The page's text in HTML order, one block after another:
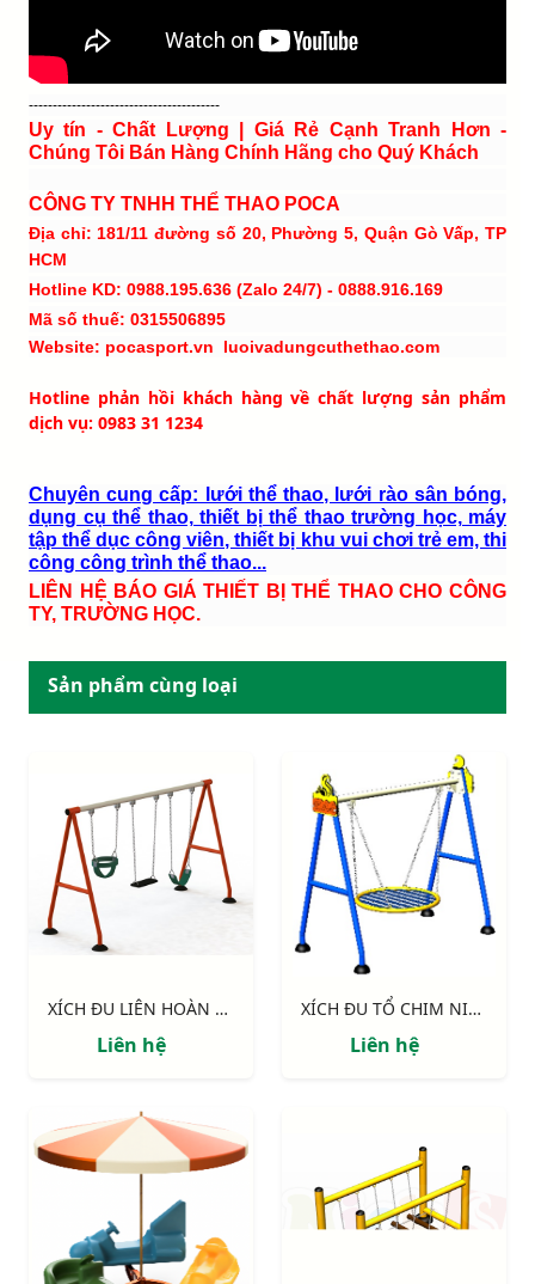
----------------------------------------
Uy tín - Chất Lượng | Giá Rẻ Cạnh Tranh Hơn -
Chúng Tôi Bán Hàng Chính Hãng cho Quý Khách
CÔNG TY TNHH THỂ THAO POCA
Địa chỉ: 181/11 đường số 20, Phường 5, Quận Gò Vấp, TP
HCM
Hotline KD: 0988.195.636 (Zalo 24/7) - 0888.916.169
Mã số thuế: 0315506895
Website: pocasport.vn luoivadungcuthethao.com
Hotline phản hồi khách hàng về chất lượng sản phẩm
dịch vụ: 0983 31 1234
Chuyên cung cấp: lưới thể thao, lưới rào sân bóng,
dụng cụ thể thao, thiết bị thể thao trường học, máy
tập thể dục công viên, thiết bị khu vui chơi trẻ em, thi
công công trình thể thao...
LIÊN HỆ BÁO GIÁ THIẾT BỊ THỂ THAO CHO CÔNG
TY, TRƯỜNG HỌC.
Sản phẩm cùng loại
XÍCH ĐU LIÊN HOÀN 3 GHẾ NIK734447 - N
Liên hệ
XÍCH ĐU TỔ CHIM NIK7101
Liên hệ